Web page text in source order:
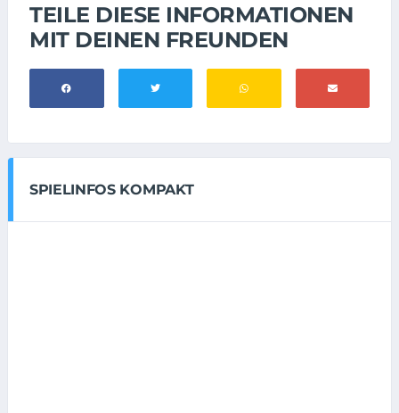
TEILE DIESE INFORMATIONEN
MIT DEINEN FREUNDEN
SPIELINFOS KOMPAKT